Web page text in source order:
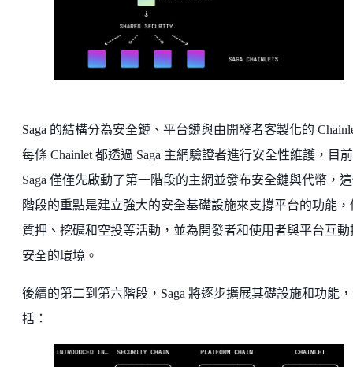
Saga 的結構分為安全鏈、平台鏈與由開發者客製化的
每條 Chainlet 都透過 Saga 主網驗證者進行安全性維護，目前
Saga 僅僅先啟動了第一階段的主網並發布安全鏈與代幣，
階段的重點是建立強大的安全基礎設施來支撐平台的功能，
質押、挖礦和空投等活動，並為開發者和使用者與平台互動
安全的環境。
後續的第二到第六階段，Saga 將逐步擴展其礎設施和功能
括：